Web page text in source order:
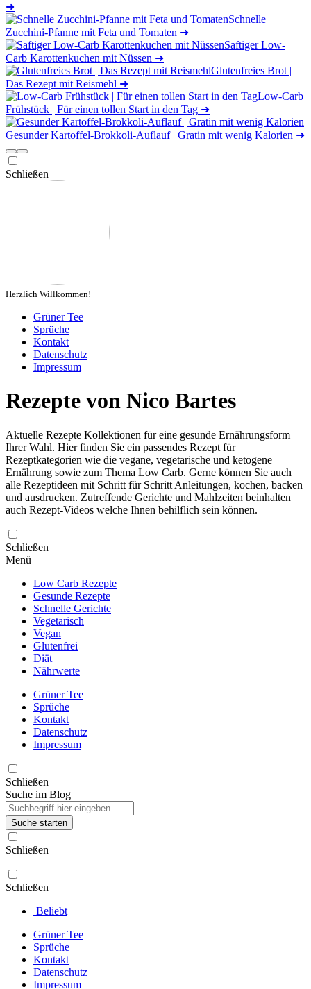
➜
Schnelle
Zucchini-Pfanne mit Feta und Tomaten ➜
Saftiger Low-
Carb Karottenkuchen mit Nüssen ➜
Glutenfreies Brot |
Das Rezept mit Reismehl ➜
Low-Carb
Frühstück | Für einen tollen Start in den Tag ➜
Gesunder Kartoffel-Brokkoli-Auflauf | Gratin mit wenig Kalorien ➜
Schließen
Herzlich Willkommen!
Grüner Tee
Sprüche
Kontakt
Datenschutz
Impressum
Rezepte von Nico Bartes
Aktuelle Rezepte Kollektionen für eine gesunde Ernährungsform
Ihrer Wahl. Hier finden Sie ein passendes Rezept für
Rezeptkategorien wie die vegane, vegetarische und ketogene
Ernährung sowie zum Thema Low Carb. Gerne können Sie auch
alle Rezeptideen mit Schritt für Schritt Anleitungen, kochen, backen
und ausdrucken. Zutreffende Gerichte und Mahlzeiten beinhalten
auch Rezept-Videos welche Ihnen behilflich sein können.
Schließen
Menü
Low Carb Rezepte
Gesunde Rezepte
Schnelle Gerichte
Vegetarisch
Vegan
Glutenfrei
Diät
Nährwerte
Grüner Tee
Sprüche
Kontakt
Datenschutz
Impressum
Schließen
Suche im Blog
Suche starten
Schließen
Schließen
Beliebt
Grüner Tee
Sprüche
Kontakt
Datenschutz
Impressum